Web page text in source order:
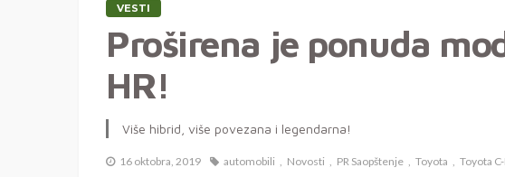
VESTI
Proširena je ponuda
HR!
Više hibrid, više povezana i legendarna!
16 oktobra, 2019 automobili Novosti PR Saopštenje Toyota Toyota